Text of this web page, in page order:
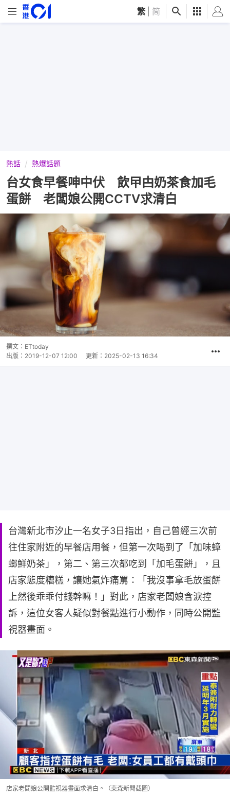
繁 简
熱話 熱爆話題
台女食早餐呻中伏 飲曱甴奶茶食加毛
蛋餅 老闆娘公開CCTV求清白
撰文： ETtoday
出版： 2019-12-07 12:00 更新： 2025-02-13 16:34
台灣新北市汐止一名女子3日指出，自己曾經三次前
往住家附近的早餐店用餐，但第一次喝到了「加味蟑
螂鮮奶茶」，第二、第三次都吃到「加毛蛋餅」，且
店家態度糟糕，讓她氣炸痛罵：「我沒事拿毛放蛋餅
上然後乖乖付錢幹嘛！」對此，店家老闆娘含淚控
訴，這位女客人疑似對餐點進行小動作，同時公開監
視器畫面。
店家老闆娘公開監視器畫面求清白。（東森新聞截圖）